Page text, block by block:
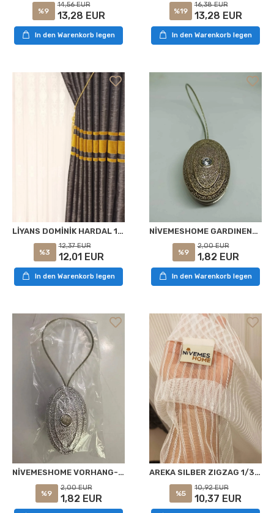
%9
14,56 EUR
13,28 EUR
In den Warenkorb legen
%19
16,38 EUR
13,28 EUR
In den Warenkorb legen
LİYANS DOMİNİK HARDAL 1/3 SIK PİLE FON PERDE APM
%3
12,37 EUR
12,01 EUR
In den Warenkorb legen
NİVEMESHOME GARDINENHALTER GOLD APM
%9
2,00 EUR
1,82 EUR
In den Warenkorb legen
NİVEMESHOME VORHANG-KLAMMER SILBER APM
%9
2,00 EUR
1,82 EUR
AREKA SILBER ZIGZAG 1/3 DICK FALTENVORHANG APM
%5
10,92 EUR
10,37 EUR